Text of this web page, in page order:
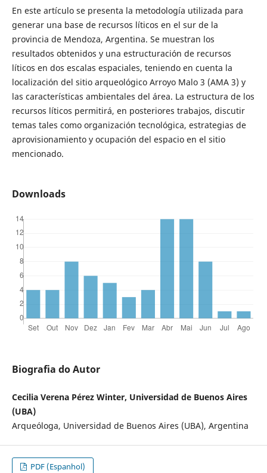
En este artículo se presenta la metodología utilizada para
generar una base de recursos líticos en el sur de la
provincia de Mendoza, Argentina. Se muestran los
resultados obtenidos y una estructuración de recursos
líticos en dos escalas espaciales, teniendo en cuenta la
localización del sitio arqueológico Arroyo Malo 3 (AMA 3) y
las características ambientales del área. La estructura de los
recursos líticos permitirá, en posteriores trabajos, discutir
temas tales como organización tecnológica, estrategias de
aprovisionamiento y ocupación del espacio en el sitio
mencionado.
Downloads
Biografia do Autor
Cecilia Verena Pérez Winter, Universidad de Buenos Aires
(UBA)
Arqueóloga, Universidad de Buenos Aires (UBA), Argentina
PDF (Espanhol)